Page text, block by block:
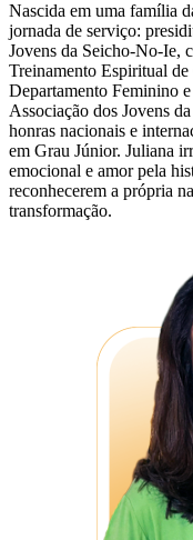
Nascida em uma família
jornada de serviço:
Jovens da Seicho-No-Ie,
Treinamento Espiritual
Departamento Feminino
Associação dos Jovens
honras nacionais e
em Grau Júnior. Juliana
emocional e amor pela
reconhecerem a própria
transformação.